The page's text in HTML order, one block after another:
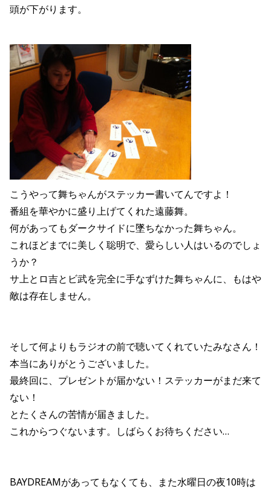
頭が下がります。
こうやって舞ちゃんがステッカー書いてんですよ！
番組を華やかに盛り上げてくれた遠藤舞。
何があってもダークサイドに墜ちなかった舞ちゃん。
これほどまでに美しく聡明で、愛らしい人はいるのでしょ
うか？
サ上とロ吉とビ武を完全に手なずけた舞ちゃんに、もはや
敵は存在しません。
そして何よりもラジオの前で聴いてくれていたみなさん！
本当にありがとうございました。
最終回に、プレゼントが届かない！ステッカーがまだ来て
ない！
とたくさんの苦情が届きました。
これからつぐないます。しばらくお待ちください…
BAYDREAMがあってもなくても、また水曜日の夜10時は